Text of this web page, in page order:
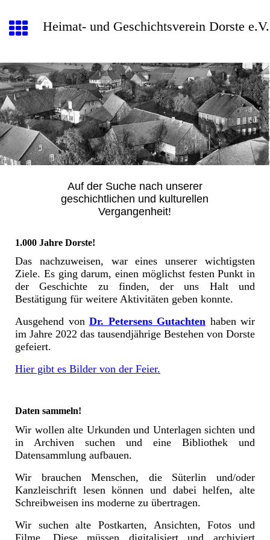
Heimat- und Geschichtsverein Dorste e.V.
Auf der Suche nach unserer
geschichtlichen und kulturellen
Vergangenheit!
1.000 Jahre Dorste!
Das nachzuweisen, war eines unserer wichtigsten
Ziele. Es ging darum, einen möglichst festen Punkt in
der Geschichte zu finden, der uns Halt und
Bestätigung für weitere Aktivitäten geben konnte.
Ausgehend von Dr. Petersens Gutachten haben wir
im Jahre 2022 das tausendjährige Bestehen von Dorste
gefeiert.
Hier gibt es Bilder von der Feier.
Daten sammeln!
Wir wollen alte Urkunden und Unterlagen sichten und
in Archiven suchen und eine Bibliothek und
Datensammlung aufbauen.
Wir brauchen Menschen, die Süterlin und/oder
Kanzleischrift lesen können und dabei helfen, alte
Schreibweisen ins moderne zu übertragen.
Wir suchen alte Postkarten, Ansichten, Fotos und
Filme. Diese müssen digitalisiert und archiviert